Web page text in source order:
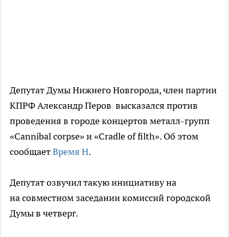
Депутат Думы Нижнего Новгорода, член партии
КПРФ Александр Перов высказался против
проведения в городе концертов металл-групп
«Cannibal corpse» и «Cradle of filth». Об этом
сообщаетВремя Н.
Депутат озвучил такую инициативу на
на совместном заседании комиссий городской
Думы в четверг.